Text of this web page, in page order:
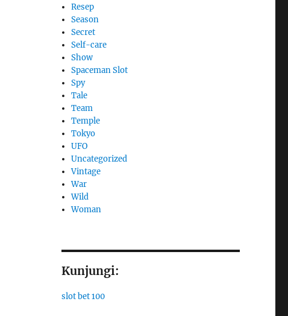
Resep
Season
Secret
Self-care
Show
Spaceman Slot
Spy
Tale
Team
Temple
Tokyo
UFO
Uncategorized
Vintage
War
Wild
Woman
Kunjungi:
slot bet 100